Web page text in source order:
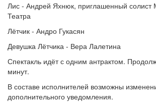
Лис - Андрей Яхнюк, приглашенный солист
Театра
Лётчик - Андро Гукасян
Девушка Лётчика - Вера Лалетина
Спектакль идёт с одним антрактом.
минут.
В составе исполнителей возможны
дополнительного уведомления.